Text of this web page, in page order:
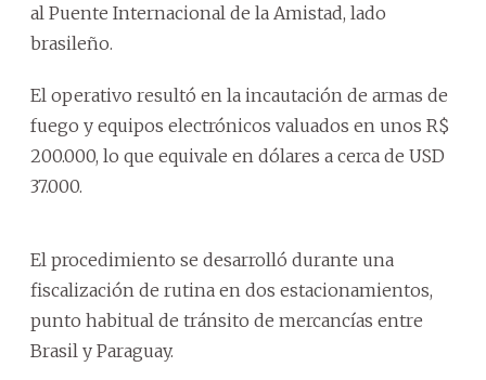
al Puente Internacional de la Amistad, lado
brasileño.
El operativo resultó en la incautación de armas de
fuego y equipos electrónicos valuados en unos R$
200.000, lo que equivale en dólares a cerca de USD
37.000.
El procedimiento se desarrolló durante una
fiscalización de rutina en dos estacionamientos,
punto habitual de tránsito de mercancías entre
Brasil y Paraguay.